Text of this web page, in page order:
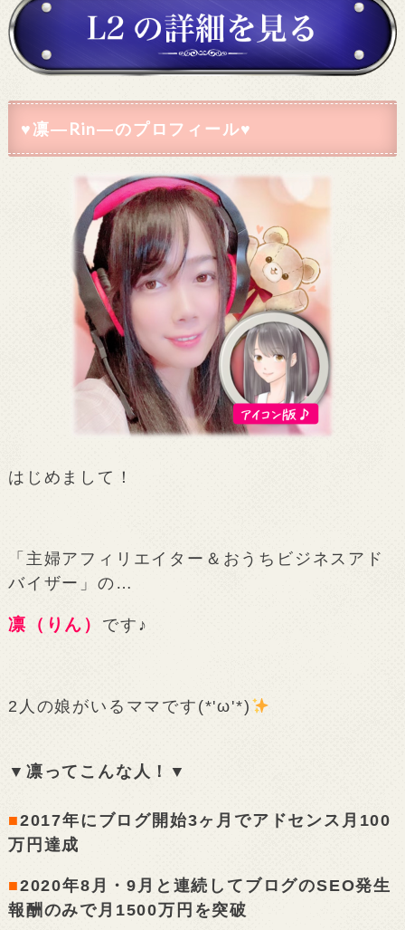
♥凛―Rin―のプロフィール♥
はじめまして！
「主婦アフィリエイター＆おうちビジネスアド
バイザー」の…
凛（りん） です♪
2人の娘がいるママです(*'ω'*)
▼凛ってこんな人！▼
■2017年にブログ開始3ヶ月でアドセンス月100
万円達成
■2020年8月・9月と連続してブログのSEO発生
報酬のみで月1500万円を突破